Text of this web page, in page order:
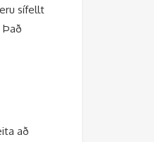
sífellt
Það
að